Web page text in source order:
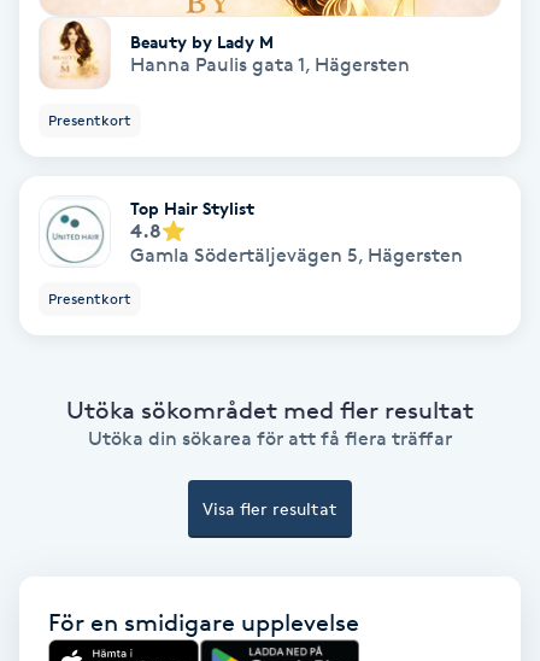
Samtalsterapi
Senioryoga
Shiatsu
Singelfransar
Skalpmassage
Skoinlägg
Beauty by Lady M
Hanna Paulis gata 1, Hägersten
Presentkort
Top Hair Stylist
4.8
Gamla Södertäljevägen 5, Hägersten
Presentkort
Utöka sökområdet med fler resultat
Utöka din sökarea för att få flera träffar
Visa fler resultat
För en smidigare upplevelse